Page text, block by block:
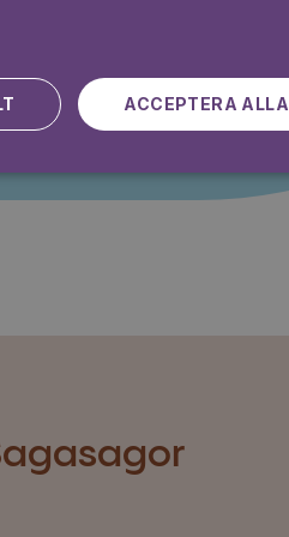
med 2026-08-24ACCEPTERA ALLA